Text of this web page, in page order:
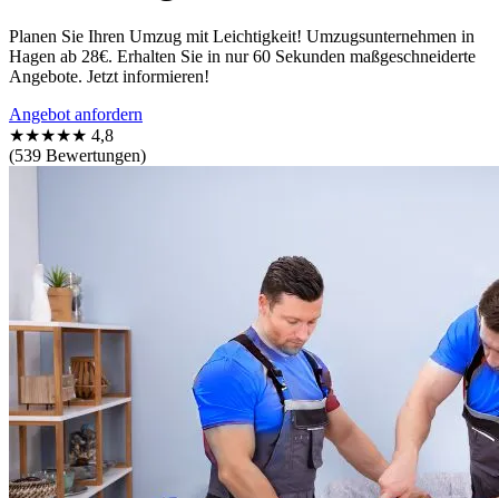
Planen Sie Ihren Umzug mit Leichtigkeit! Umzugsunternehmen in
Hagen ab 28€. Erhalten Sie in nur 60 Sekunden maßgeschneiderte
Angebote. Jetzt informieren!
Angebot anfordern
★★★★★ 4,8
(539 Bewertungen)